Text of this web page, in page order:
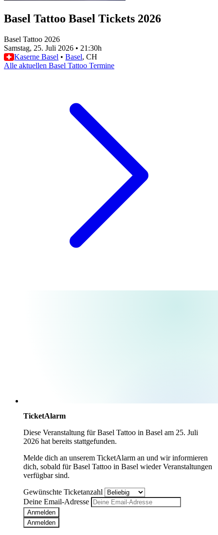
Basel Tattoo Basel Tickets 2026
Basel Tattoo 2026
Samstag, 25. Juli 2026 • 21:30h
Kaserne Basel • Basel, CH
Alle aktuellen Basel Tattoo Termine
TicketAlarm
Diese Veranstaltung fürBasel Tattoo in Basel am 25. Juli
2026 hat bereits stattgefunden.
Melde dich an unserem TicketAlarm an und wir informieren
dich, sobald fürBasel Tattoo in Basel wieder Veranstaltungen
verfügbar sind.
Gewünschte Ticketanzahl
Deine Email-Adresse
Anmelden
Anmelden